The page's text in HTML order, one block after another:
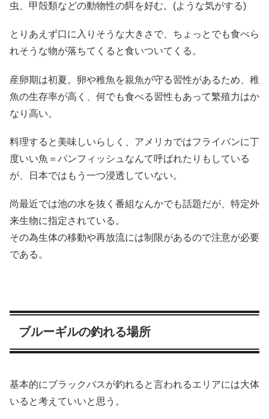
虫、甲殻類などの動物性の餌を好む。(ような気がする)
とりあえず口に入りそうな大きさで、ちょっとでも食べら
れそうな物が落ちてくると食いついてくる。
産卵期は初夏。卵や稚魚を親魚が守る習性があるため、稚
魚の生存率が高く、何でも食べる習性もあって繁殖力はか
なり高い。
料理すると美味しいらしく、アメリカではフライパンに丁
度いい魚＝パンフィッシュなんて呼ばれたりもしている
が、日本ではもう一つ浸透していない。
尚最近では池の水を抜く番組なんかでも話題だが、特定外
来生物に指定されている。
その為生体の移動や再放流には制限があるので注意が必要
である。
ブルーギルの釣れる場所
基本的にブラックバスが釣れると言われるエリアには大体
いると考えていいと思う。